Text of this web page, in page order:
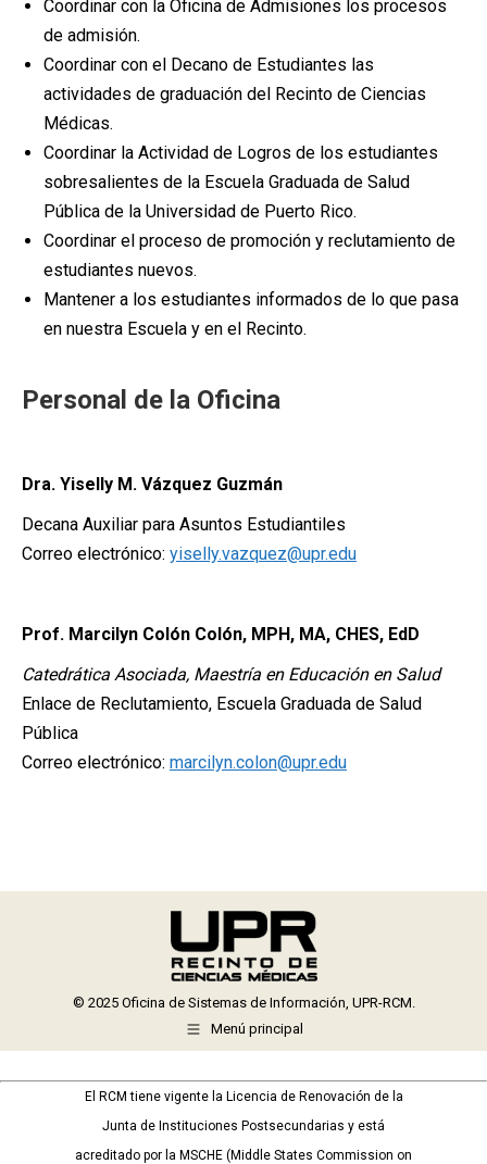
Coordinar con la Oficina de Admisiones los procesos
de admisión.
Coordinar con el Decano de Estudiantes las
actividades de graduación del Recinto de Ciencias
Médicas.
Coordinar la Actividad de Logros de los estudiantes
sobresalientes de la Escuela Graduada de Salud
Pública de la Universidad de Puerto Rico.
Coordinar el proceso de promoción y reclutamiento de
estudiantes nuevos.
Mantener a los estudiantes informados de lo que pasa
en nuestra Escuela y en el Recinto.
Personal de la Oficina
Dra. Yiselly M. Vázquez Guzmán
Decana Auxiliar para Asuntos Estudiantiles
Correo electrónico: yiselly.vazquez@upr.edu
Prof. Marcilyn Colón Colón, MPH, MA, CHES, EdD
Catedrática Asociada, Maestría en Educación en Salud
Enlace de Reclutamiento, Escuela Graduada de Salud
Pública
Correo electrónico: marcilyn.colon@upr.edu
© 2025 Oficina de Sistemas de Información, UPR-RCM.
Menú principal
El RCM tiene vigente la Licencia de Renovación de la
Junta de Instituciones Postsecundarias y está
acreditado por la MSCHE (Middle States Commission on